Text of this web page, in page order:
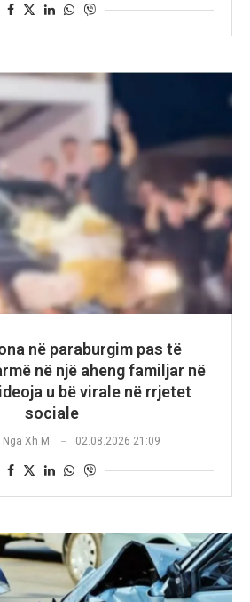
në paraburgim pas të
në një aheng familjar në
u bë virale në rrjetet
sociale
Nga Xh M 02.08.2026 21:09